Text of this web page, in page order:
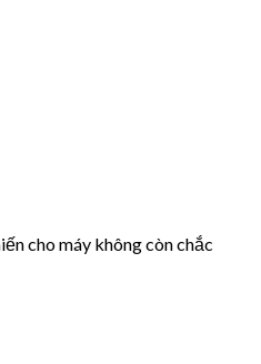
cho máy không còn chắc